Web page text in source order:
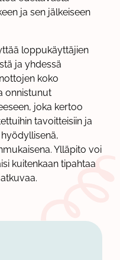
ja sen jälkeiseen
loppukäyttäjien
ja yhdessä
koko
onnistunut
joka kertoo
tavoitteisiin ja
Ylläpito voi
kuitenkaan tipahtaa